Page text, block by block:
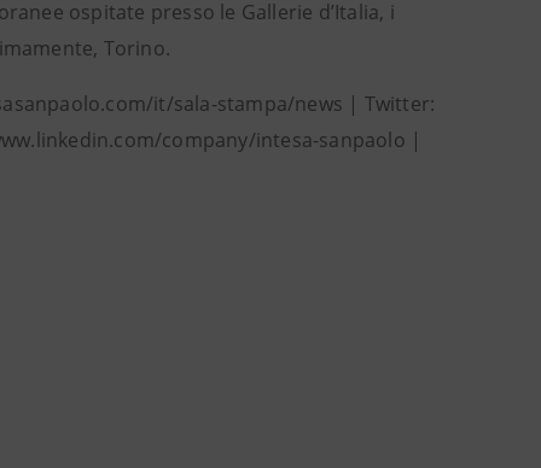
ospitate presso le Gallerie d’Italia, i
Torino.
it/sala-stampa/news | Twitter:
company/intesa-sanpaolo |